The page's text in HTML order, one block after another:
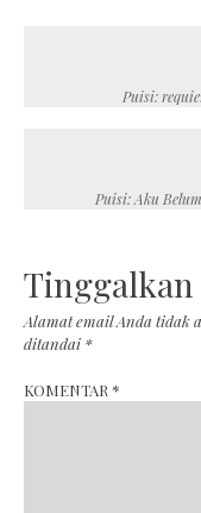
Puisi:
Puisi: Aku
Tinggalkan
Alamat email Anda tidak
ditandai *
KOMENTAR *